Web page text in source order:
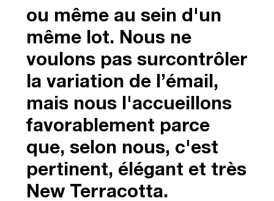
ou même au sein d'un
même lot. Nous ne
voulons pas surcontrôler
la variation de l’émail,
mais nous l'accueillons
favorablement parce
que, selon nous, c'est
pertinent, élégant et très
New Terracotta.